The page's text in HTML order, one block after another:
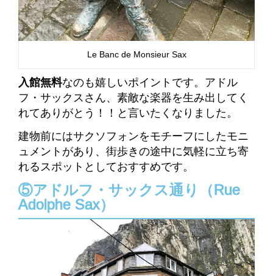
Le Banc de Monsieur Sax
入館無料なのも嬉しいポイントです。 アドル
フ・サックスさん、素敵な楽器を生み出してく
れてありがとう！！と言いたくなりました。
建物前にはサクソフォンをモチーフにしたモニ
ュメントがあり、街歩きの途中に気軽に立ち寄
れるスポットとしておすすめです。
⑤アドルフ・サックス通り（Rue
Adolphe Sax）